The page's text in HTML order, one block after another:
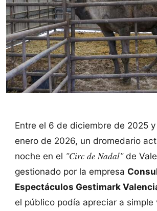
Entre el 6 de diciembre de 2025
enero de 2026, un dromedario
noche en el "Circ de Nadal"de
gestionado por la empresa
Espectáculos Gestimark
el público podía apreciar a simple